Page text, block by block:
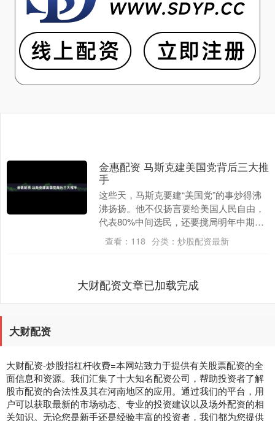
金惠配资 马斯克建美国党背后三大推
手
这些天，马斯克要建“美国党”的事炒得沸
沸扬扬。他不仅扬言要给美国人民自由，
代表80%中间选民，还要搅局明年中期选
举。 在美国，理论上注册成立政党门槛较
低。而实际....
查看： 118 分类： 炒股配资最新
大财配资文章已加载完成
大财配资
大财配资-炒股指杠杆收费=本网站致力于提供有关股票配资的全
面信息和资源。我们汇集了十大知名配资公司，帮助投资者了解
股市配资的合法性及其在河南地区的应用。通过我们的平台，用
户可以获取最新的市场动态、专业的投资建议以及场外配资的相
关知识。无论您是新手还是经验丰富的投资者，我们都为您提供